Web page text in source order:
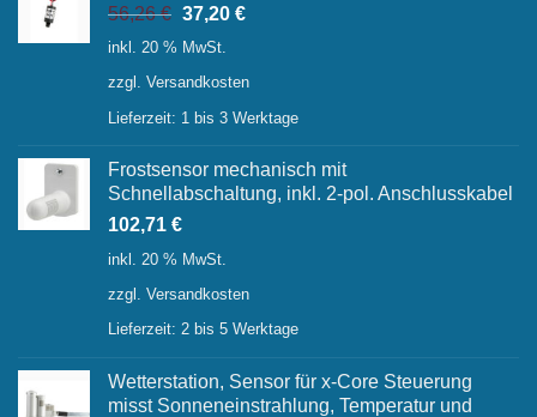
56,26€ Ursprünglicher
Preis
56,26 €
37,20 €Aktueller
37,20 €.
inkl. 20 % MwSt.
zzgl. Versandkosten
Lieferzeit: 1 bis 3 Werktage
Frostsensor mechanisch mit
Schnellabschaltung, inkl. 2-pol. Anschlusskabel
102,71 €
inkl. 20 % MwSt.
zzgl. Versandkosten
Lieferzeit: 2 bis 5 Werktage
Wetterstation, Sensor für x-Core Steuerung
misst Sonneneinstrahlung, Temperatur und